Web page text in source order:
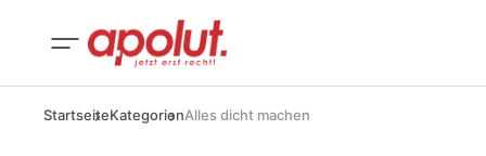
StartseiteKategorienAlles dicht machen